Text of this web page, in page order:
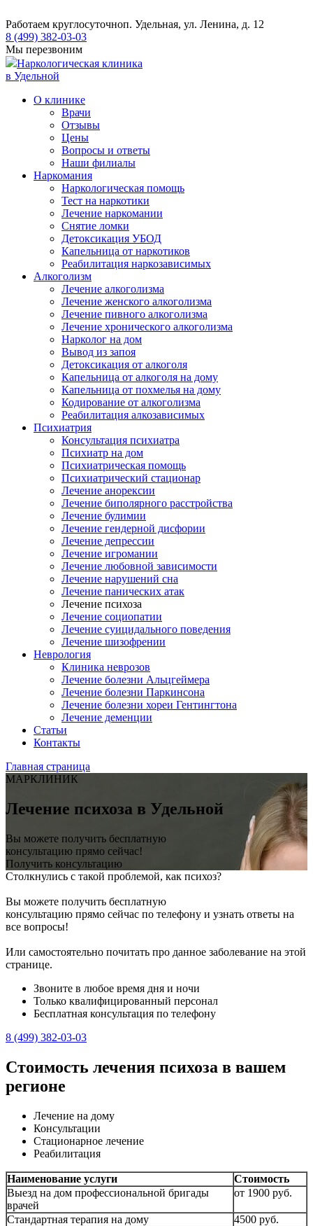
Работаем круглосуточноп. Удельная, ул. Ленина, д. 12
8 (499) 382-03-03
Мы перезвоним
Наркологическая клиника
в Удельной
О клинике
Врачи
Отзывы
Цены
Вопросы и ответы
Наши филиалы
Наркомания
Наркологическая помощь
Тест на наркотики
Лечение наркомании
Снятие ломки
​​Детоксикация УБОД
Капельница от наркотиков
Реабилитация наркозависимых
Алкоголизм
Лечение алкоголизма
Лечение женского алкоголизма
Лечение пивного алкоголизма
Лечение хронического алкоголизма
Нарколог на дом
Вывод из запоя
Детоксикация от алкоголя
Капельница от алкоголя на дому
Капельница от похмелья на дому
Кодирование от алкоголизма
Реабилитация алкозависимых
Психиатрия
Консультация психиатра
Психиатр на дом
Психиатрическая помощь
Психиатрический стационар
Лечение анорексии
Лечение биполярного расстройства
Лечение булимии
Лечение гендерной дисфории
Лечение депрессии
Лечение игромании
Лечение любовной зависимости
Лечение нарушений сна
Лечение панических атак
Лечение психоза
Лечение социопатии
Лечение суицидального поведения
Лечение шизофрении
Неврология
Клиника неврозов
Лечение болезни Альцгеймера
Лечение болезни Паркинсона
Лечение болезни хореи Гентингтона
Лечение деменции
Статьи
Контакты
Главная страница
МАРКЛИНИК
Лечение психоза в Удельной
Вы можете получить бесплатную
консультацию прямо сейчас!
Получить консультацию
Столкнулись с такой проблемой, как психоз?
Вы можете получить бесплатную
консультацию прямо сейчас по телефону и узнать ответы на
все вопросы!
Или самостоятельно почитать про данное заболевание на этой
странице.
Звоните в любое время дня и ночи
Только квалифицированный персонал
Бесплатная консультация по телефону
8 (499) 382-03-03
Стоимость лечения психоза в вашем
регионе
Лечение на дому
Консультации
Стационарное лечение
Реабилитация
Наименование услуги
Стоимость
Выезд на дом профессиональной бригады
врачей
от 1900 руб.
Стандартная терапия на дому
4500 руб.